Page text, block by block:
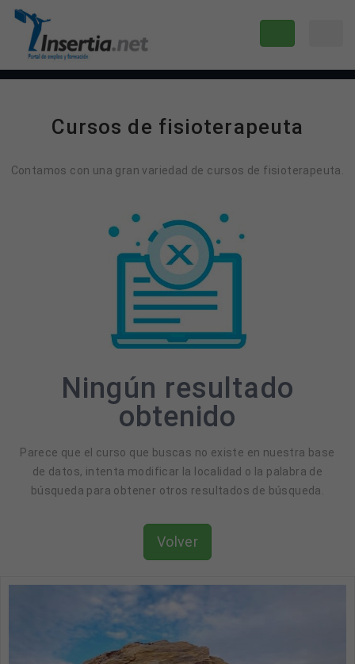
Cursos de fisioterapeuta
Contamos con una gran variedad de cursos de fisioterapeuta.
Ningún resultado
obtenido
Parece que el curso que buscas no existe en nuestra base
de datos, intenta modificar la localidad o la palabra de
búsqueda para obtener otros resultados de búsqueda.
Volver